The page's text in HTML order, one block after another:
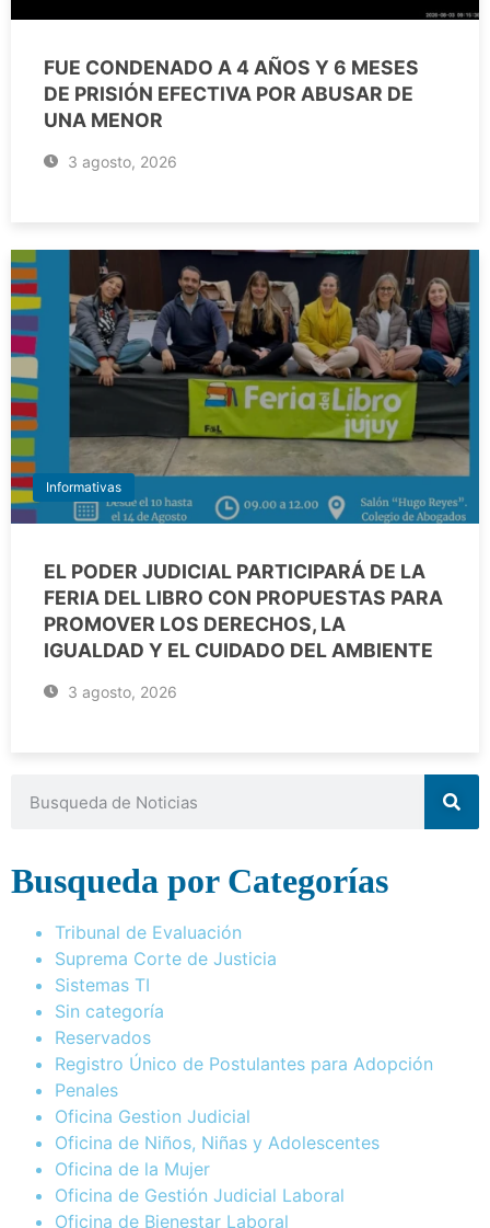
FUE CONDENADO A 4 AÑOS Y 6 MESES
DE PRISIÓN EFECTIVA POR ABUSAR DE
UNA MENOR
3 agosto, 2026
Informativas
EL PODER JUDICIAL PARTICIPARÁ DE LA
FERIA DEL LIBRO CON PROPUESTAS PARA
PROMOVER LOS DERECHOS, LA
IGUALDAD Y EL CUIDADO DEL AMBIENTE
3 agosto, 2026
Busqueda por Categorías
Tribunal de Evaluación
Suprema Corte de Justicia
Sistemas TI
Sin categoría
Reservados
Registro Único de Postulantes para Adopción
Penales
Oficina Gestion Judicial
Oficina de Niños, Niñas y Adolescentes
Oficina de la Mujer
Oficina de Gestión Judicial Laboral
Oficina de Bienestar Laboral